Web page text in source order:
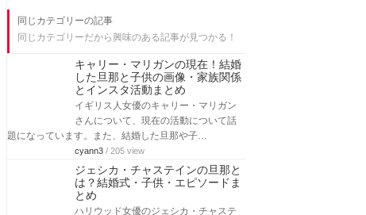
同じカテゴリーの記事
同じカテゴリーだから興味のある記事が見つかる！
キャリー・マリガンの現在！結婚
した旦那と子供の画像・家族関係
とインスタ活動まとめ
イギリス人女優のキャリー・マリガン
さんについて、現在の活動について話
題になっています。また、結婚した旦那や子…
cyann3 / 205 view
ジェシカ・チャステインの旦那と
は？結婚式・子供・エピソードま
とめ
ハリウッド女優のジェシカ・チャステ